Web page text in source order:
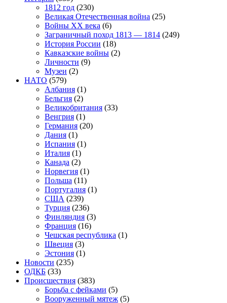
1812 год (230)
Великая Отечественная война (25)
Войны XX века (6)
Заграничный поход 1813 — 1814 (249)
История России (18)
Кавказские войны (2)
Личности (9)
Музеи (2)
НАТО (579)
Албания (1)
Бельгия (2)
Великобритания (33)
Венгрия (1)
Германия (20)
Дания (1)
Испания (1)
Италия (1)
Канада (2)
Норвегия (1)
Польша (11)
Португалия (1)
США (239)
Турция (236)
Финляндия (3)
Франция (16)
Чешская республика (1)
Швеция (3)
Эстония (1)
Новости (235)
ОДКБ (33)
Происшествия (383)
Борьба с фейками (5)
Вооруженный мятеж (5)